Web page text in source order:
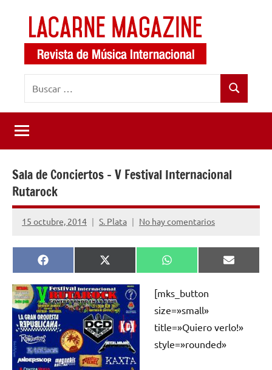
contenido
LaCarne
Magazine
de
música
internacional
Buscar
Sala de Conciertos – V Festival Internacional
Rutarock
15 octubre, 2014 S. Plata No hay comentarios
Compartir
en
Facebook
Compartir
en
X
(Twitter)
Compartir
en
WhatsApp
en
Email
[mks_button
size=»small»
title=»Quiero verlo!»
style=»rounded»